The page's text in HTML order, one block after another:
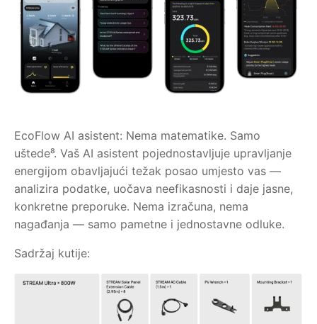
EcoFlow AI asistent: Nema matematike. Samo
uštede⁸. Vaš AI asistent pojednostavljuje upravljanje
energijom obavljajući težak posao umjesto vas —
analizira podatke, uočava neefikasnosti i daje jasne,
konkretne preporuke. Nema izračuna, nema
nagađanja — samo pametne i jednostavne odluke.
Sadržaj kutije: